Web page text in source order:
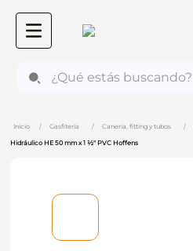
Gasfitería Caneria, fitting y tubos
Hidráulico HE 50 mm x 1 ½" PVC Hoffens